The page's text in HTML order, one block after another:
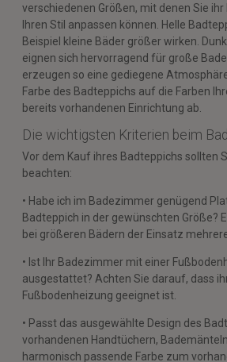
verschiedenen Größen, mit denen Sie
Ihren Stil anpassen können. Helle
Beispiel kleine Bäder größer wirken.
eignen sich hervorragend für große
erzeugen so eine gediegene
Farbe des Badteppichs auf die Farben
bereits vorhandenen Einrichtung ab.
Die wichtigsten Kriterien beim
Vor dem Kauf ihres Badteppichs sollten
beachten:
• Habe ich im Badezimmer genügend
Badteppich in der gewünschten Größe?
bei größeren Bädern der Einsatz
• Ist Ihr Badezimmer mit einer
ausgestattet? Achten Sie darauf, dass
Fußbodenheizung geeignet ist.
• Passt das ausgewählte Design des
vorhandenen Handtüchern,
harmonisch passende Farbe zum